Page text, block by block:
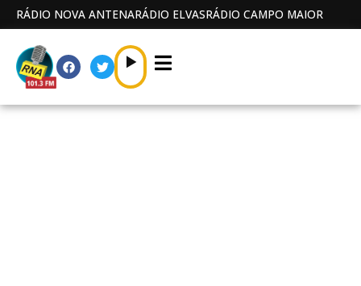
RÁDIO NOVA ANTENARÁDIO ELVASRÁDIO CAMPO MAIOR